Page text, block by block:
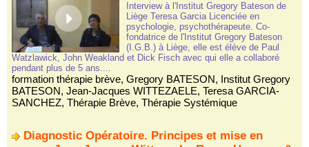
Interview à l'Institut Gregory Bateson de
Liège Teresa Garcia Licenciée en
psychologie, psychothérapeute. Co-
fondatrice de l'Institut Gregory Bateson
(I.G.B.) à Liège, elle est élève de Paul
Watzlawick, John Weakland et Dick Fisch avec qui elle a collaboré
pendant plus de 5 ans....
formation thérapie brève, Gregory BATESON, Institut Gregory
BATESON, Jean-Jacques WITTEZAELE, Teresa GARCIA-
SANCHEZ, Thérapie Brève, Thérapie Systémique
Diagnostic Opératoire. Principes et mise en